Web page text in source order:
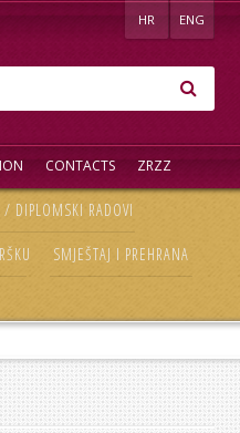
HR ENG
CONTACTS ZRZZ
/ DIPLOMSKI RADOVI
SMJEŠTAJ I PREHRANA